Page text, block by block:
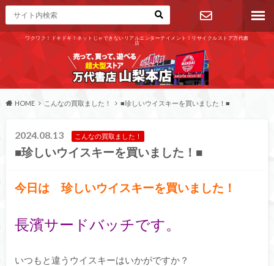
ワクワク！ドキドキ！ネットじゃできないリアルエンターテイメント！リサイクルストア万代書
店
お問い合わ
せ
HOME こんなの買取ました！ ■珍しいウイスキーを買いました！■
2024.08.13 こんなの買取ました！
■珍しいウイスキーを買いました！■
今日は 珍しいウイスキーを買いました！
長濱サードバッチです。
いつもと違うウイスキーはいかがですか？